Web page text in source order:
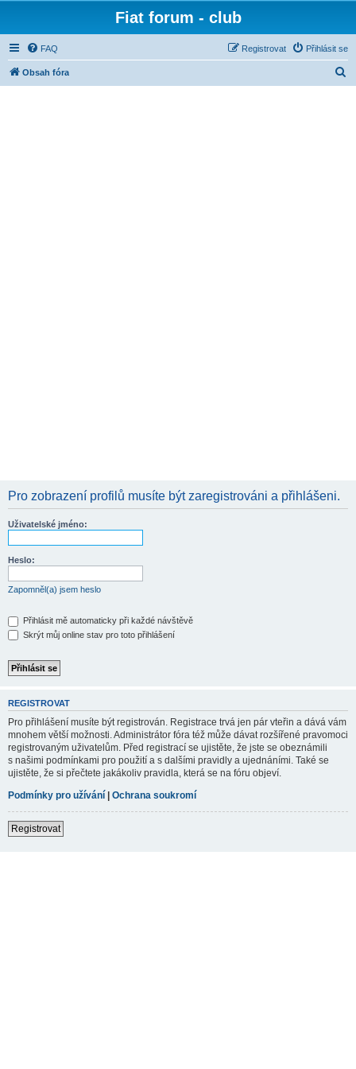
Fiat forum - club
FAQ Přihlásit se
Registrovat
Obsah fóra
Pro zobrazení profilů musíte být zaregistrováni a přihlášeni.
Uživatelské jméno:
Heslo:
Zapomněl(a) jsem heslo
Přihlásit mě automaticky při každé návštěvě
Skrýt můj online stav pro toto přihlášení
REGISTROVAT
Pro přihlášení musíte být registrován. Registrace trvá jen pár vteřin a dává vám
mnohem větší možnosti. Administrátor fóra též může dávat rozšířené pravomoci
registrovaným uživatelům. Před registrací se ujistěte, že jste se obeznámili
s našimi podmínkami pro použití a s dalšími pravidly a ujednáními. Také se
ujistěte, že si přečtete jakákoliv pravidla, která se na fóru objeví.
Podmínky pro užívání | Ochrana soukromí
Registrovat